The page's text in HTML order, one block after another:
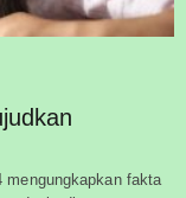
mengungkapkan fakta